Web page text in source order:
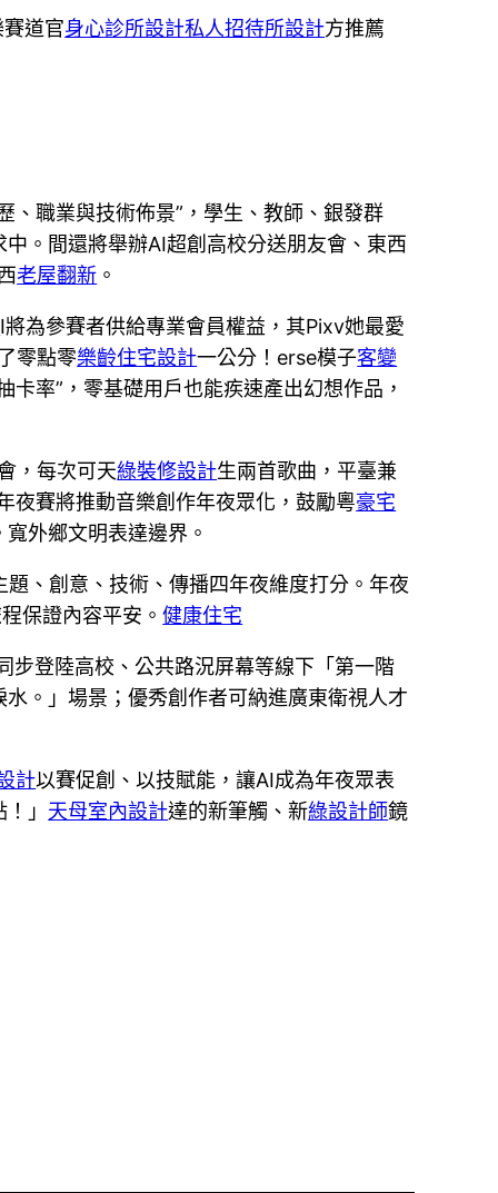
道官身心診所設計私人招待所設計方推薦
、職業與技術佈景”，學生、教師、銀發群
。間還將舉辦AI超創高校分送朋友會、東西
老屋翻新 。
I將為參賽者供給專業會員權益，其Pixv她最愛
零點零樂齡住宅設計一公分！erse模子客變
卡率”，零基礎用戶也能疾速產出幻想作品，
，每次可天綠裝修設計生兩首歌曲，平臺兼
夜賽將推動音樂創作年夜眾化，鼓勵粵豪宅
外鄉文明表達邊界。
、創意、技術、傳播四年夜維度打分。年夜
保證內容平安。健康住宅
步登陸高校、公共路況屏幕等線下「第一階
。」場景；優秀創作者可納進廣東衛視人才
計以賽促創、以技賦能，讓AI成為年夜眾表
」 天母室內設計達的新筆觸、新綠設計師鏡